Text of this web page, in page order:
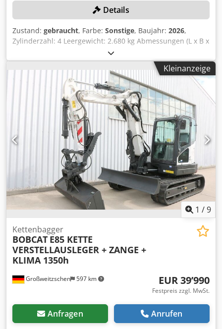
Details
Zustand: gebraucht, Farbe: Sonstige, Baujahr: 2026,
Zylinderzahl: 4 Leergewicht: 2.680 kg Abmessungen (L x B x
H): 337 x 172 x 197 cm Schnellwechselsystem: Ja Codpfxjzrv
Ulj Ahzsha Eigengewicht: 2680 kg Transportabmessungen:
3378 x 1727 x 1972 mm Motormarke und -typ: Kubota
V2403 Leistung: 36,5 kW / 48,9 PS Zylinder: 4 Reifengröße:
Vorder- und Hinterräder: 30×10-16 Schaufelbreite: 1730
mm Ausstattung: Mechanischer Schnellwechsler
Zusatzfunktion Keine CE-Prüfung oder Registrierung Keine
Kleinanzeige
1 /9
Großweitzschen 597 km
Kettenbagger
BOBCAT E85 KETTE
VERSTELLAUSLEGER + ZANGE +
KLIMA 1350h
EUR 39’990
Festpreis zzgl. MwSt.
Anfragen Anrufen